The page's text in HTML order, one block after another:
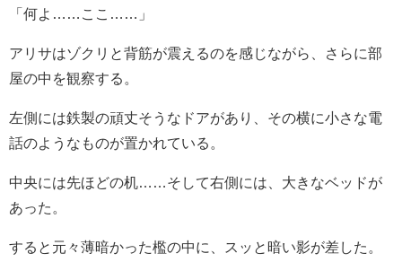
「何よ……ここ……」
アリサはゾクリと背筋が震えるのを感じながら、さらに部
屋の中を観察する。
左側には鉄製の頑丈そうなドアがあり、その横に小さな電
話のようなものが置かれている。
中央には先ほどの机……そして右側には、大きなベッドが
あった。
すると元々薄暗かった檻の中に、スッと暗い影が差した。